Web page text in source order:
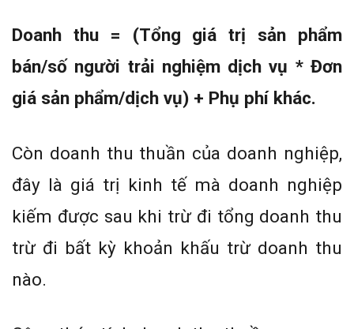
Doanh thu = (Tổng giá trị sản phẩm
bán/số người trải nghiệm dịch vụ * Đơn
giá sản phẩm/dịch vụ) + Phụ phí khác.
Còn doanh thu thuần của doanh nghiệp,
đây là giá trị kinh tế mà doanh nghiệp
kiếm được sau khi trừ đi tổng doanh thu
trừ đi bất kỳ khoản khấu trừ doanh thu
nào.